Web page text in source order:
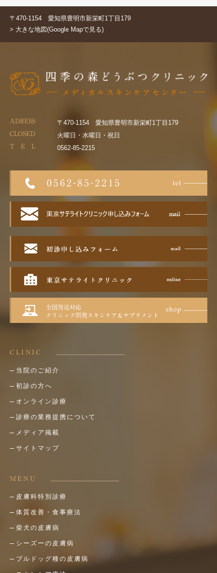
〒470-1154 愛知県豊明市新栄町1丁目179
> 大きな地図(Google Mapで見る)
ADRESS 〒470-1154 愛知県豊明市新栄町1丁目179
CLOSED 火曜日・水曜日・祝日
T E L 0562-85-2215
CLINIC
当院のご紹介
初診の方へ
オンライン診療
診療の業務提携について
メディア掲載
サイトマップ
MENU
皮膚科特別診療
体質改善・食事療法
柴犬の皮膚病
シーズーの皮膚病
ブルドッグ種の皮膚病